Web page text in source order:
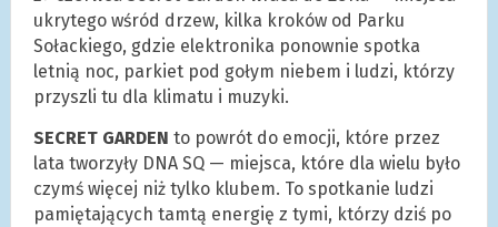
ukrytego wśród drzew, kilka kroków od Parku
Sołackiego, gdzie elektronika ponownie spotka
letnią noc, parkiet pod gołym niebem i ludzi, którzy
przyszli tu dla klimatu i muzyki.
SECRET GARDEN to powrót do emocji, które przez
lata tworzyły DNA SQ — miejsca, które dla wielu było
czymś więcej niż tylko klubem. To spotkanie ludzi
pamiętających tamtą energię z tymi, którzy dziś po